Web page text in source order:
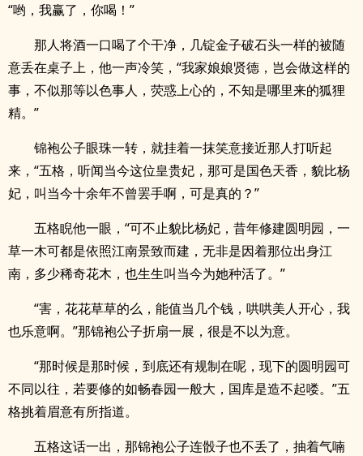
“哟，我赢了，你喝！”
那人将酒一口喝了个干净，几锭金子破石头一样的被随
意丢在桌子上，他一声冷笑，“我家娘娘贤德，岂会做这样的
事，不似那等以色事人，荧惑上心的，不知是哪里来的狐狸
精。”
锦袍公子眼珠一转，就挂着一抹笑意接近那人打听起
来，“五格，听闻当今这位皇贵妃，那可是国色天香，貌比杨
妃，叫当今十余年不曾罢手啊，可是真的？”
五格睨他一眼，“可不止貌比杨妃，昔年修建圆明园，一
草一木可都是依照江南景致而建，无非是因着那位出身江
南，多少稀奇花木，也生生叫当今为她种活了。”
“害，花花草草的么，能值当几个钱，哄哄美人开心，我
也乐意啊。”那锦袍公子折扇一展，很是不以为意。
“那时候是那时候，到底还有规制在呢，现下的圆明园可
不同以往，若要修的如畅春园一般大，国库是造不起喽。”五
格挑着眉意有所指道。
五格这话一出，那锦袍公子连骰子也不丢了，抽着气喃